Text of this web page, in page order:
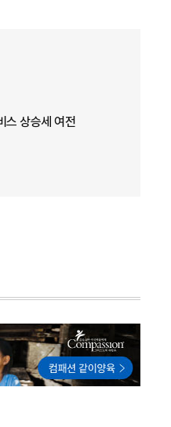
스 상승세 여전